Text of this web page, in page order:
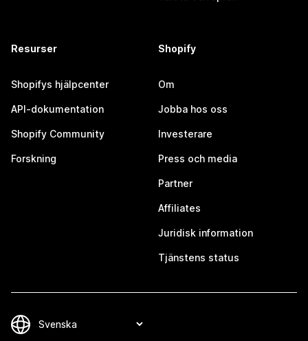
Resurser
Shopifys hjälpcenter
API-dokumentation
Shopify Community
Forskning
Shopify
Om
Jobba hos oss
Investerare
Press och media
Partner
Affiliates
Juridisk information
Tjänstens status